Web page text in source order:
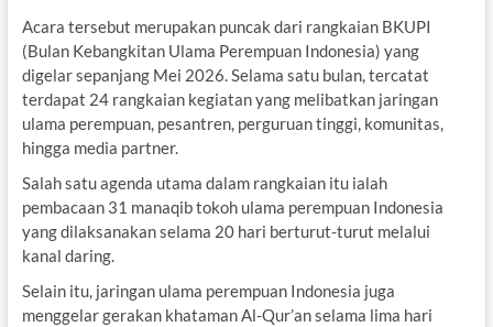
Acara tersebut merupakan puncak dari rangkaian BKUPI
(Bulan Kebangkitan Ulama Perempuan Indonesia) yang
digelar sepanjang Mei 2026. Selama satu bulan, tercatat
terdapat 24 rangkaian kegiatan yang melibatkan jaringan
ulama perempuan, pesantren, perguruan tinggi, komunitas,
hingga media partner.
Salah satu agenda utama dalam rangkaian itu ialah
pembacaan 31 manaqib tokoh ulama perempuan Indonesia
yang dilaksanakan selama 20 hari berturut-turut melalui
kanal daring.
Selain itu, jaringan ulama perempuan Indonesia juga
menggelar gerakan khataman Al-Qur’an selama lima hari